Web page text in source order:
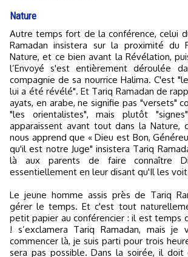
Nature
Autre temps fort de la conférence, celui durant lequel Tariq
Ramadan insistera sur la proximité du
Nature, et ce bien avant la Révélation,
l’Envoyé s'est entièrement déroulée
compagnie de sa nourrice Halima. C'est
lui a été révélé". Et Tariq Ramadan de
ayats, en arabe, ne signifie pas "versets"
"les orientalistes", mais plutôt
apparaissent avant tout dans la Nature,
nous apprend que « Dieu est Bon,
qu'il est notre Juge" insistera Tariq
là aux parents de faire connaître
essentiellement en leur disant qu'Il les
Le jeune homme assis près de Tariq
gérer le temps. Et c'est tout
petit papier au conférencier : il est temps
! s’exclamera Tariq Ramadan, mais
commencer là, je suis parti pour trois
sera pas possible. Dans la soirée, il doit